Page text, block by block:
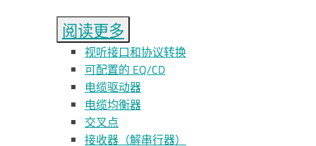
阅读更多
视听接口和协议转换
可配置的 EQ/CD
电缆驱动器
电缆均衡器
交叉点
接收器（解串行器）